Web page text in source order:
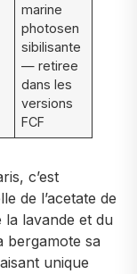
marine
photosen
sibilisante
— retiree
dans les
versions
FCF
c’est
de l’acetate de
lavande et du
bergamote sa
unique